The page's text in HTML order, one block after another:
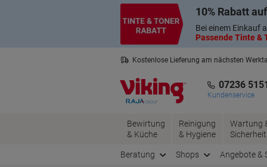
10% Rabatt
Bei einem Einkauf
Passende Tinte &
Kostenlose Lieferung am nächsten
07236
Kundenservice
Bewirtung
& Küche
Reinigung
& Hygiene
Wartung
Sicherheit
Beratung Shops Angebote &